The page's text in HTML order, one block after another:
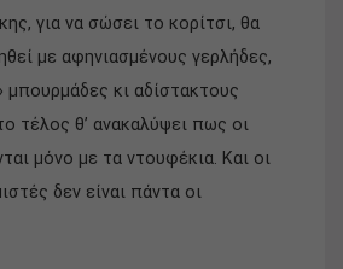
για να σώσει το κορίτσι, θα
με αφηνιασμένους γερλήδες,
κι αδίστακτους
τέλος θ’ ανακαλύψει πως οι
μόνο με τα ντουφέκια. Και οι
δεν είναι πάντα οι